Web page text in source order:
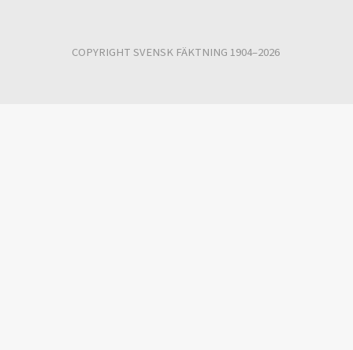
COPYRIGHT SVENSK FÄKTNING 1904–2026